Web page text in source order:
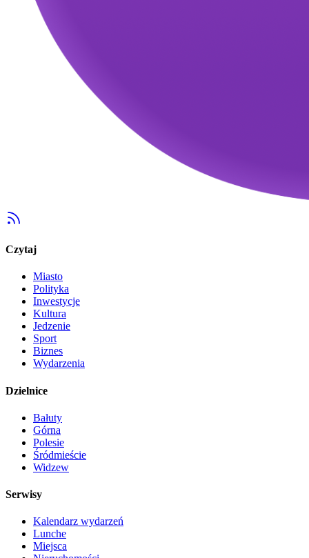
Czytaj
Miasto
Polityka
Inwestycje
Kultura
Jedzenie
Sport
Biznes
Wydarzenia
Dzielnice
Bałuty
Górna
Polesie
Śródmieście
Widzew
Serwisy
Kalendarz wydarzeń
Lunche
Miejsca